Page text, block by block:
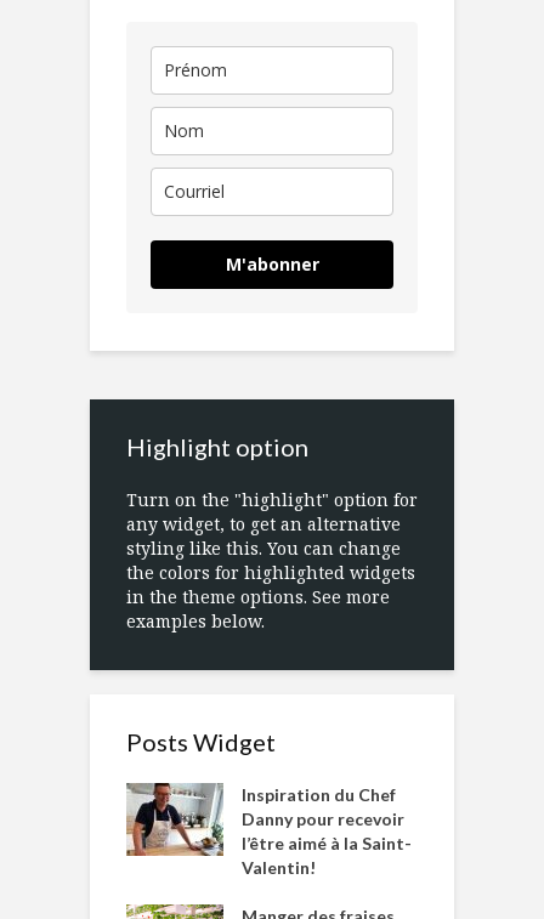
M'abonner
Highlight option
Turn on the "highlight" option for
any widget, to get an alternative
styling like this. You can change
the colors for highlighted widgets
in the theme options. See more
examples below.
Posts Widget
Inspiration du Chef
Danny pour recevoir
l’être aimé à la Saint-
Valentin!